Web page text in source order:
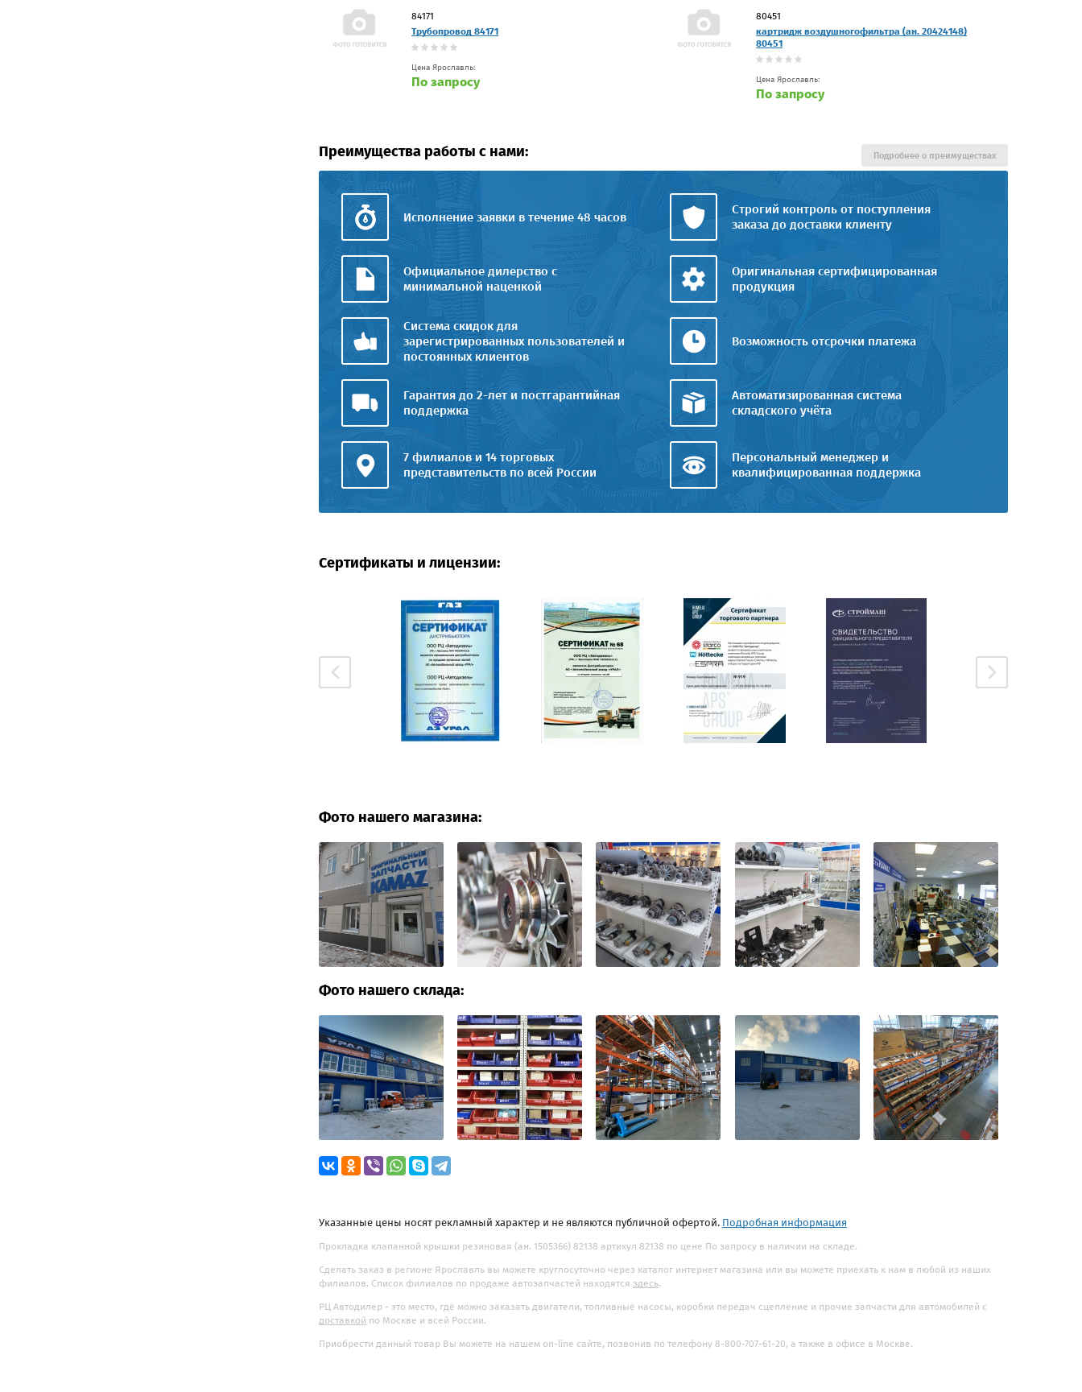
84171
Трубопровод 84171
Цена Ярославль:
По запросу
80451
картридж воздушногофильтра (ан. 20424148)
80451
Цена Ярославль:
По запросу
Преимущества работы с нами:
Исполнение заявки в течение 48 часов
Строгий контроль от поступления
заказа до доставки клиенту
Официальное дилерство с
минимальной наценкой
Оригинальная сертифицированная
продукция
Система скидок для
зарегистрированных пользователей и
постоянных клиентов
Возможность отсрочки платежа
Гарантия до 2-лет и постгарантийная
поддержка
Автоматизированная система
складского учёта
7 филиалов и 14 торговых
представительств по всей России
Персональный менеджер и
квалифицированная поддержка
Подробнее о преимуществах
Сертификаты и лицензии:
Фото нашего магазина:
Фото нашего склада:
Указанные цены носят рекламный характер и не являются публичной офертой. Подробная информация
Прокладка клапанной крышки резиновая (ан. 1505366) 82138 артикул 82138 по цене По запросу в наличии на складе.
Сделать заказ в регионе Ярославль вы можете круглосуточно через каталог интернет магазина или вы можете приехать к нам в любой из наших
филиалов. Список филиалов по продаже автозапчастей находятся здесь.
РЦ Автодилер - это место, где можно заказать двигатели, топливные насосы, коробки передач сцепление и прочие запчасти для автомобилей с
доставкой по Москве и всей России.
Приобрести данный товар Вы можете на нашем on-line сайте, позвонив по телефону 8-800-707-61-20, а также в офисе в Москве.